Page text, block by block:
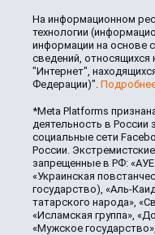
На информационном
технологии
информации на основе
сведений, относящихся
"Интернет",
Федерации)".
*Meta Platforms
деятельность в
социальные сети
России.
запрещенные в РФ:
«Украинская
государство), «Аль-
татарского народа»,
«Исламская группа»,
«Мужское